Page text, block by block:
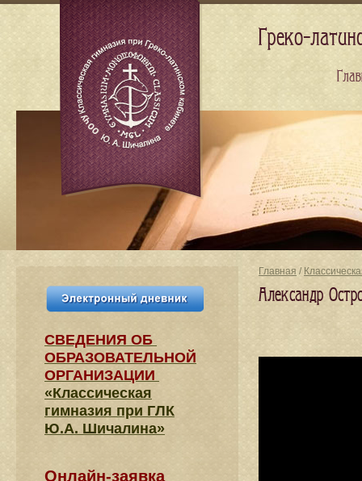
Главная /
Александр
СВЕДЕНИЯ​ ОБ
ОБРАЗОВАТЕЛЬНОЙ
ОРГАНИЗАЦИИ
«Классическая
гимназия при ГЛК
Ю.А. Шичалина»
Онлайн-заявка
Греко-